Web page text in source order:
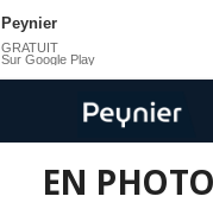
EN
Peynier
GRATUIT
Sur Google Play